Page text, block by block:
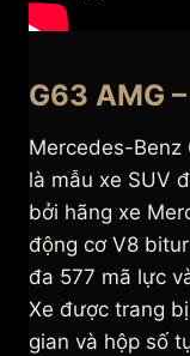
G63 AMG
Mercedes-Benz
là mẫu xe SUV
bởi hãng xe
động cơ V8
đa 577 mã lực
Xe được trang
gian và hộp số